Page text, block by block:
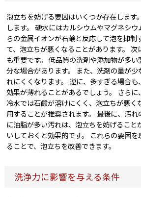
泡立ちを妨げる要因はいくつか存在します
します。 硬水にはカルシウムやマグネシ
らの金属イオンが石鹸と反応して泡を抑制
て、泡立ちが悪くなることがあります。
も重要です。 低品質の洗剤や添加物が多
分な場合があります。 また、洗剤の量が
れにくくなります。 逆に、多すぎる場合
効果が薄れることがあるでしょう。 さらに
冷水では石鹸が溶けにくく、泡立ちが悪く
用することが推奨されます。 最後に、汚
に油脂が多い汚れは、泡立ちを妨げること
いしておくと効果的です。 これらの要因
ることで、泡立ちを改善できます。
洗浄力に影響を与える条件